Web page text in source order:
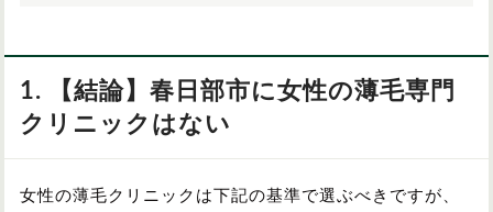
1. 【結論】春日部市に女性の薄毛専門
クリニックはない
女性の薄毛クリニックは下記の基準で選ぶべきですが、